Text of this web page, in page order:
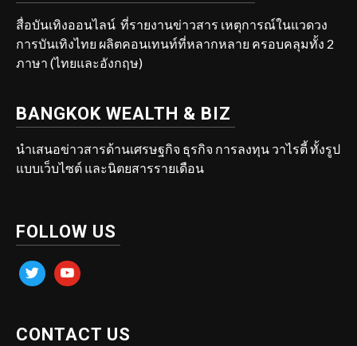
สื่อบันเทิงออนไลน์ ที่รายงานข่าวสาร เหตุการณ์ในแวดวง
การบันเทิงไทย ผลิตคอนเทนท์ที่หลากหลาย ครอบคลุมทั้ง 2
ภาษา (ไทยและอังกฤษ)
BANGKOK WEALTH & BIZ
นำเสนอข่าวสารด้านเศรษฐกิจ ธุรกิจ การลงทุน วาไรตี้ ทั้งรูป
แบบเว็บไซต์ และนิตยสารรายเดือน
FOLLOW US
twitter youtube
CONTACT US